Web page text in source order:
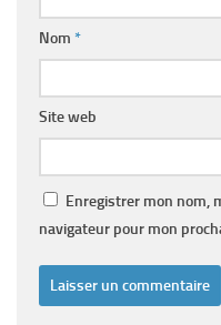
Nom *
Site web
Enregistrer mon nom,
navigateur pour mon